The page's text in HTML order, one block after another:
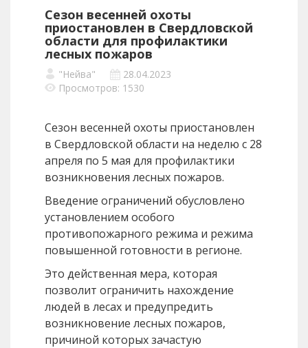
Сезон весенней охоты
приостановлен в Свердловской
области для профилактики
лесных пожаров
"Нейва"
28.04.2023
Просмотров: 1530
Сезон весенней охоты приостановлен
в Свердловской области на неделю с 28
апреля по 5 мая для профилактики
возникновения лесных пожаров.
Введение ограничений обусловлено
установлением особого
противопожарного режима и режима
повышенной готовности в регионе.
Это действенная мера, которая
позволит ограничить нахождение
людей в лесах и предупредить
возникновение лесных пожаров,
причиной которых зачастую